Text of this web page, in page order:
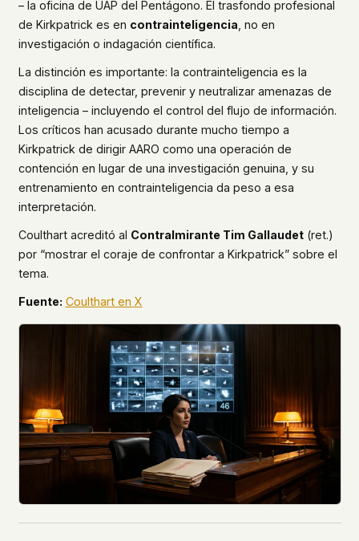
– la oficina de UAP del Pentágono. El trasfondo profesional
de Kirkpatrick es en contrainteligencia , no en
investigación o indagación científica.
La distinción es importante: la contrainteligencia es la
disciplina de detectar, prevenir y neutralizar amenazas de
inteligencia – incluyendo el control del flujo de información.
Los críticos han acusado durante mucho tiempo a
Kirkpatrick de dirigir AARO como una operación de
contención en lugar de una investigación genuina, y su
entrenamiento en contrainteligencia da peso a esa
interpretación.
Coulthart acreditó al Contralmirante Tim Gallaudet(ret.)
por “mostrar el coraje de confrontar a Kirkpatrick” sobre el
tema.
Fuente: Coulthart en X